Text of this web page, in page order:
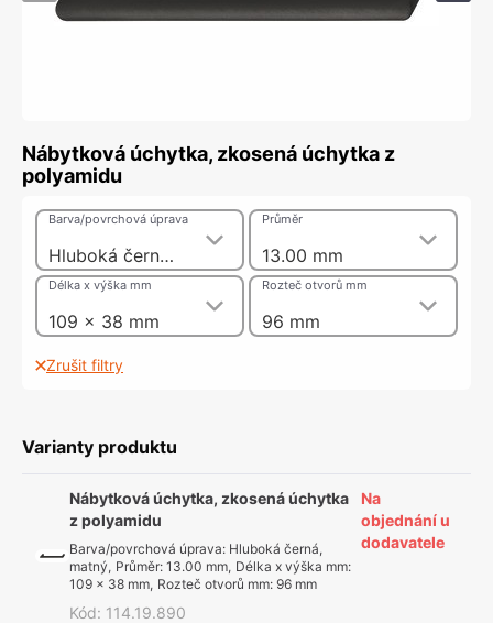
Nábytková úchytka, zkosená úchytka z
polyamidu
Hluboká černá, matný
Barva/povrchová úprava
13.00 mm
Průměr
109 x 38 mm
Délka x výška mm
96 mm
Rozteč otvorů mm
Zrušit filtry
Varianty produktu
Nábytková úchytka, zkosená úchytka
z polyamidu
Barva/povrchová úprava: Hluboká černá,
matný, Průměr: 13.00 mm, Délka x výška mm:
109 x 38 mm, Rozteč otvorů mm: 96 mm
Kód: 114.19.890
Na
objednání u
dodavatele